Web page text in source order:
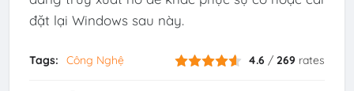
đặt lại Windows sau này.
Tags: Công Nghệ 4.6 /269 rates